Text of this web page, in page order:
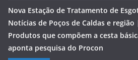
Nova Estação de Tratamento de
Notícias de Poços de Caldas e região
Produtos que compõem a cesta
aponta pesquisa do Procon